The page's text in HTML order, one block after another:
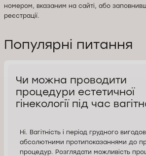
номером, вказаним на сайті, або
реєстрації.
Популярні питання
Чи можна проводити
процедури естетичної
гінекології під час
Ні. Вагітність і період грудного
абсолютними протипоказаннями до
процедур. Розглядати можливість